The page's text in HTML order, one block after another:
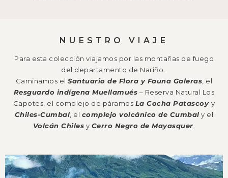
NUESTRO VIAJE
Para esta colección viajamos por las montañas de fuego
del departamento de Nariño.
Caminamos elSantuario de Flora y Fauna Galeras, el
Resguardo indígena Muellamués – Reserva Natural Los
Capotes, el complejo de páramos La Cocha Patascoy y
Chiles-Cumbal, el complejo volcánico de Cumbal y el
Volcán Chiles y Cerro Negro de Mayasquer.